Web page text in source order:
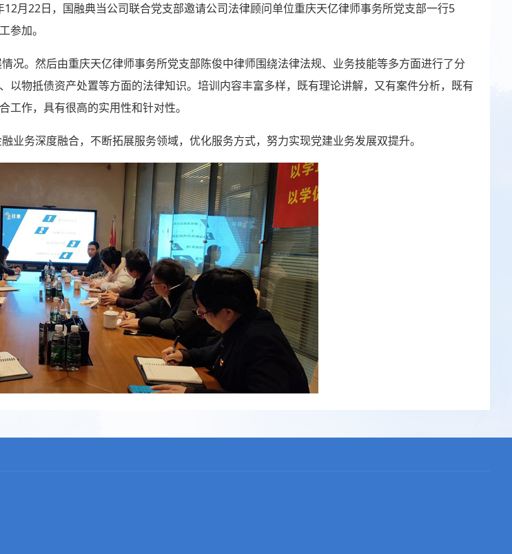
月22日，国融典当公司联合党支部邀请公司法律顾问单位重庆天亿律师事务所党支部一行5
参加。
。然后由重庆天亿律师事务所党支部陈俊中律师围绕法律法规、业务技能等多方面进行了分
物抵债资产处置等方面的法律知识。培训内容丰富多样，既有理论讲解，又有案件分析，既有
作，具有很高的实用性和针对性。
务深度融合，不断拓展服务领域，优化服务方式，努力实现党建业务发展双提升。